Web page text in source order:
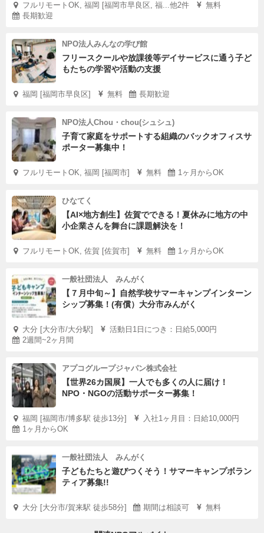
フルリモートOK, 福岡 [福岡市早良区, 福...他2件
無料
長期歓迎
NPO法人みんなの学び館
フリースクールや放課後等デイサービスに通う子ど
もたちの学習や活動の支援
福岡 [福岡市早良区] 無料 長期歓迎
NPO法人Chou・chou(シュシュ)
子育て家庭をサポートする組織のバックオフィスサ
ポーター募集中！
フルリモートOK, 福岡 [福岡市] 無料 1ヶ月からOK
ひなてく
【AI×地方創生】佐賀でできる！夏休みに地方の中
小企業さんを舞台に課題解決を！
フルリモートOK, 佐賀 [佐賀市] 無料 1ヶ月からOK
一般社団法人 みんがく
【７月中旬～】自然学校サマーキャンプインターン
シップ募集！(有償）大分市みんがく
大分 [大分市/大分駅]
活動日1日につき：日給5,000円
2週間~2ヶ月間
アプコグループジャパン株式会社
【世界26カ国展】一人でも多くの人に届け！
NPO・NGOの活動サポーター募集！
福岡 [福岡市/博多駅 徒歩13分]
入社1ヶ月目：日給10,000円
1ヶ月からOK
一般社団法人 みんがく
子どもたちと遊びつくそう！サマーキャンプボラン
ティア募集!!
大分 [大分市/賀来駅 徒歩58分] 期間は相談可 無料